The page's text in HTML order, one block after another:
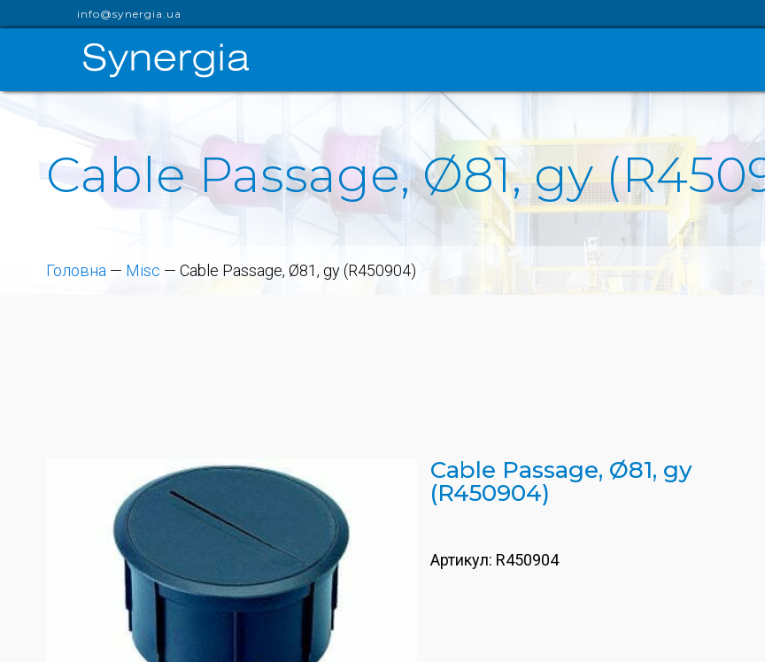
info@synergia.ua
Cable Passage, Ø81, gy
Головна — Misc — Cable Passage, Ø81, gy (R450904)
Cable Passage, Ø81, gy
(R450904)
Артикул: R450904